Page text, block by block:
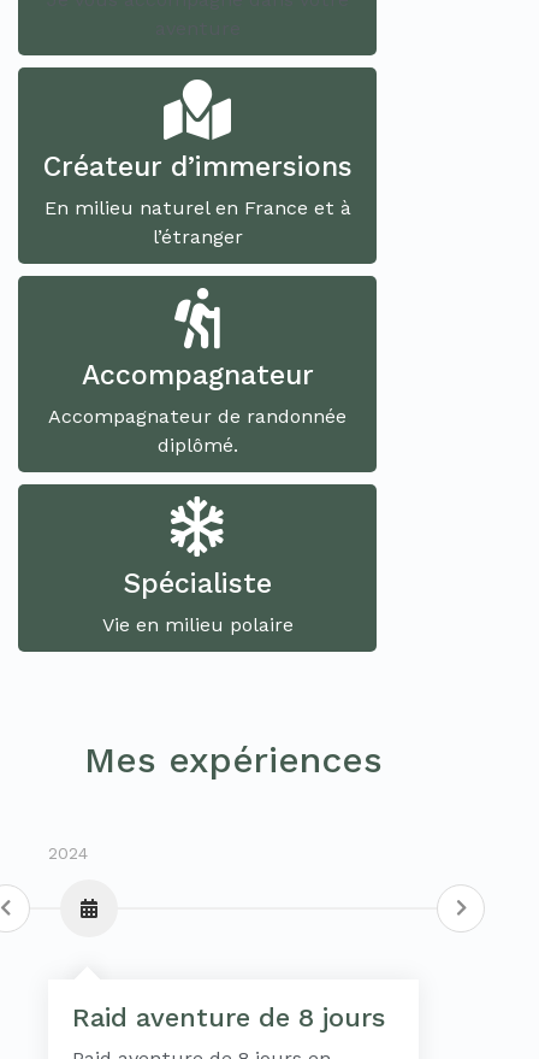
Créateur d’immersions
En milieu naturel en France et à
l’étranger
Accompagnateur
Accompagnateur de randonnée
diplômé.
Spécialiste
Vie en milieu polaire
Mes expériences
2024
Raid aventure de 8 jours